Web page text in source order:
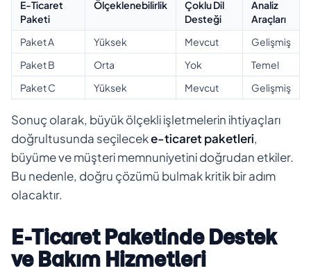
E-Ticaret
Paketi
Ölçeklenebilirlik
Çoklu Dil
Desteği
Analiz
Araçları
Paket A
Yüksek Mevcut
Gelişmiş
Paket B
Orta Yok
Temel
Paket C
Yüksek Mevcut Gelişmiş
Sonuç olarak, büyük ölçekli işletmelerin ihtiyaçları
doğrultusunda seçileceke-ticaret paketleri,
büyüme ve müşteri memnuniyetini doğrudan etkiler.
Bu nedenle, doğru çözümü bulmak kritik bir adım
olacaktır.
E-Ticaret Paketinde Destek
ve Bakım Hizmetleri